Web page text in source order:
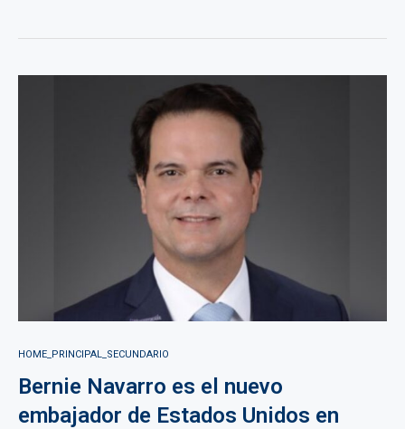
HOME_PRINCIPAL_SECUNDARIO
Bernie Navarro es el nuevo
embajador de Estados Unidos en